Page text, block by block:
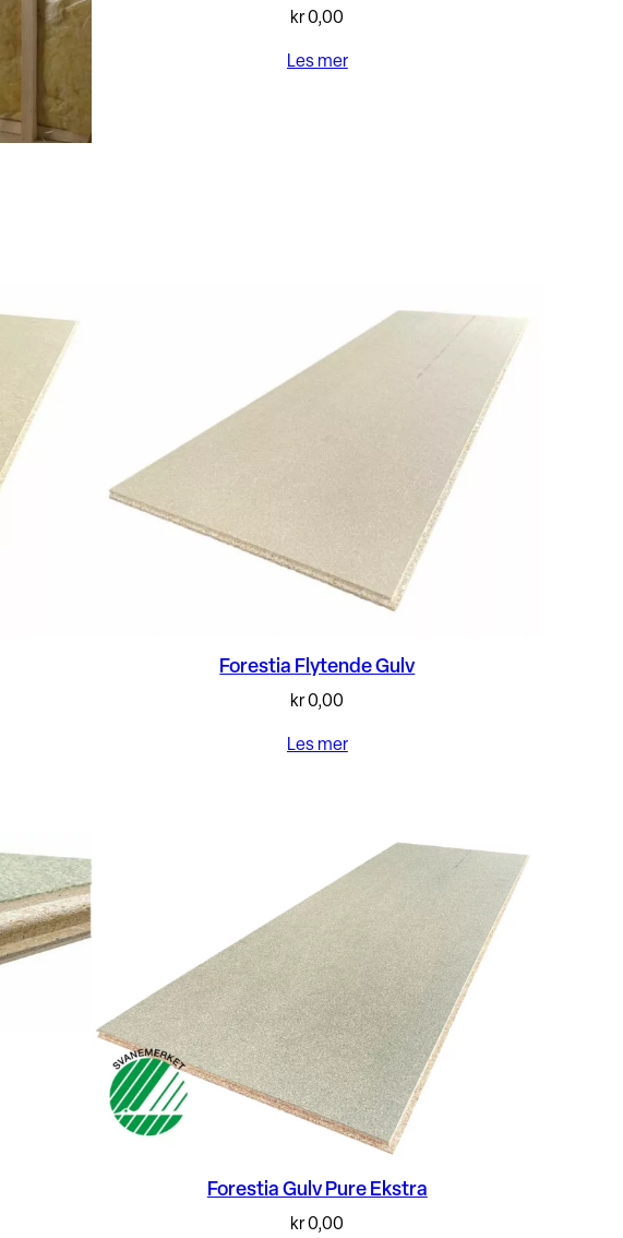
kr0,00
Les mer
Forestia Flytende Gulv
kr0,00
Les mer
Forestia Gulv Pure Ekstra
kr0,00